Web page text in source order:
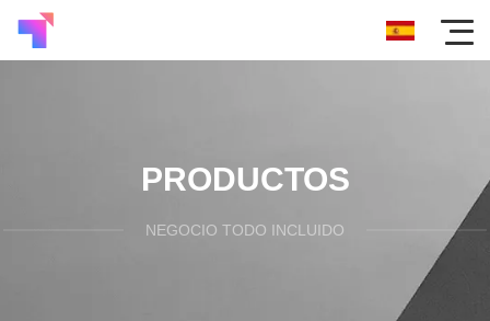
PRODUCTOS
NEGOCIO TODO INCLUIDO